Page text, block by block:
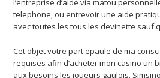
l’entreprise d’aide via matou
telephone, ou entrevoir une aide
avec toutes les tous les devinette sauf
Cet objet votre part epaule de ma
requises afin d’acheter mon casino un
aux besoins les joueurs gaulois.